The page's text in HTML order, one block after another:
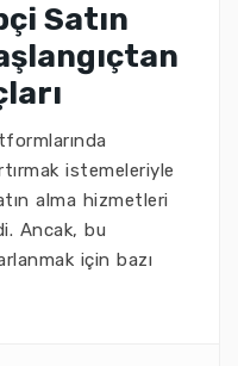
Satın
istemeleriyle
alma hizmetleri
Ancak, bu
için bazı